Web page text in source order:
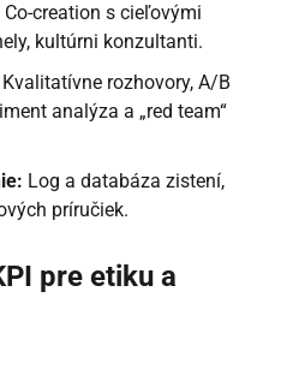
Co-creation s cieľovými
kultúrni konzultanti.
Kvalitatívne rozhovory, A/B
analýza a „red team“
Log a databáza zistení,
príručiek.
pre etiku a